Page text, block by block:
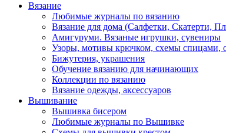
Вязание
Любимые журналы по вязанию
Вязание для дома (Салфетки, Скатерти,
Амигуруми. Вязаные игрушки, сувениры
Узоры, мотивы крючком, схемы спицами,
Бижутерия, украшения
Обучение вязанию для начинающих
Коллекции по вязанию
Вязание одежды, аксессуаров
Вышивание
Вышивка бисером
Любимые журналы по Вышивке